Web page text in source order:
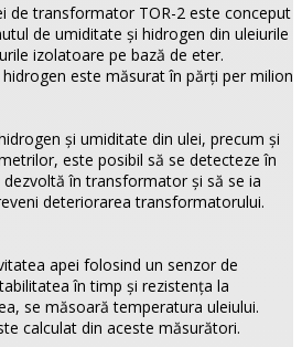
de transformator TOR-2 este conceput
de umiditate şi hidrogen din uleiurile
izolatoare pe bază de eter.
este măsurat în părţi per milion
şi umiditate din ulei, precum şi
este posibil să se detecteze în
în transformator şi să se ia
deteriorarea transformatorului.
apei folosind un senzor de
în timp şi rezistenţa la
se măsoară temperatura uleiului.
calculat din aceste măsurători.